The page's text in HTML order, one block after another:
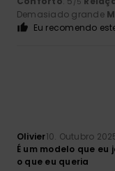
Demasiado grande
Eu recomendo
Olivier10. Outubro
É um modelo que
o que eu queria